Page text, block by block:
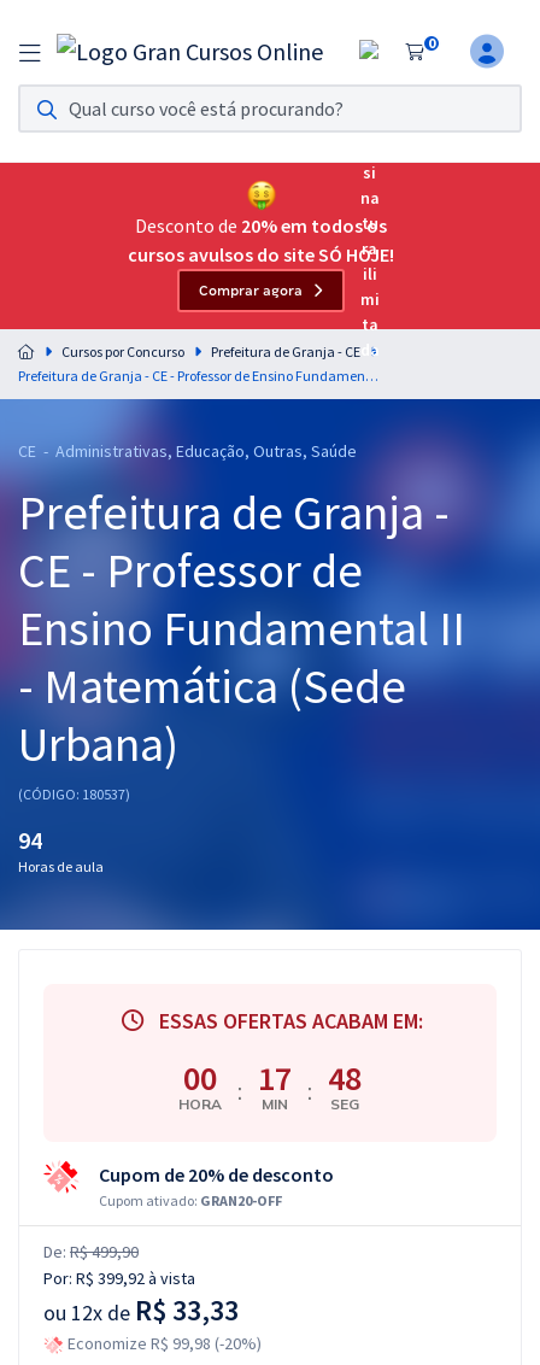
0
Assinatura Ilimitada 11
Acesso a todos os cursos. Teste grátis por 7 dias!
Assinatura OAB Até Passar
Acesso ilimitado a toda preparação para o Exame da
Residências Multiprofissionais
Preparação completa e intensiva para as principais
residências em saúde do Brasil
Cursos 20% OFF
Pós
Graduação
OAB
Mentorias
Questões grátis
Conteúdo gratuito
Aprovados
Desconto de 20% em todos os
cursos avulsos do site SÓ HOJE!
Comprar agora
Cursos por Concurso
Prefeitura de Granja - CE
Prefeitura de Granja - CE - Professor de Ensino Fundamental II - Matemática (Sede Urbana)
CE - Administrativas, Educação, Outras, Saúde
Prefeitura de Granja -
CE - Professor de
Ensino Fundamental II
- Matemática (Sede
Urbana)
(CÓDIGO: 180537)
94
Horas de aula
ESSAS OFERTAS ACABAM EM:
00
HORA : 17
MIN : 47
SEG
Cupom de 20% de desconto
Cupom ativado: GRAN20-OFF
De: R$ 499,90
Por: R$ 399,92à vista
ou 12x de R$ 33,33
Economize R$ 99,98 (-20%)